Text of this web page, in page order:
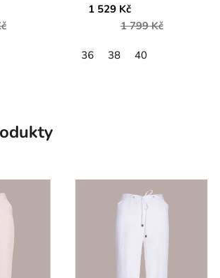
1 529 Kč
1 799 Kč
36 38 40